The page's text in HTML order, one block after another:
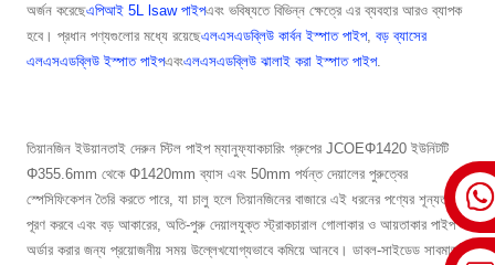
অর্জন করেছেএপিআই 5L lsaw পাইপএবং ভবিষ্যতে বিভিন্ন ক্ষেত্রে এর ব্যবহার আরও ব্যাপক
হবে। প্রধান পণ্যগুলোর মধ্যে রয়েছেএলএসএডব্লিউ কার্বন ইস্পাত পাইপ,বড় ব্যাসের
এলএসএডব্লিউ ইস্পাত পাইপএবংএলএসএডব্লিউ ঝালাই করা ইস্পাত পাইপ.
তিয়ানজিন ইউয়ানতাই দেরুন স্টিল পাইপ ম্যানুফ্যাকচারিং গ্রুপের JCOEΦ1420 ইউনিটটি
Φ355.6mm থেকে Φ1420mm ব্যাস এবং 50mm পর্যন্ত দেয়ালের পুরুত্বের
স্পেসিফিকেশন তৈরি করতে পারে, যা চালু হলে তিয়ানজিনের বাজারে এই ধরনের পণ্যের শূন্যতা
পূরণ করবে এবং বড় আকারের, অতি-পুরু দেয়ালযুক্ত স্ট্রাকচারাল গোলাকার ও আয়তাকার পাইপ
অর্ডার করার জন্য প্রয়োজনীয় সময় উল্লেখযোগ্যভাবে কমিয়ে আনবে। ডাবল-সাইডেড সাবমার্জড